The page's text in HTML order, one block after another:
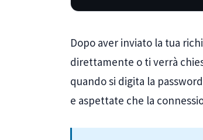
Dopo aver inviato la tua
direttamente o ti verrà
quando si digita la
e aspettate che la